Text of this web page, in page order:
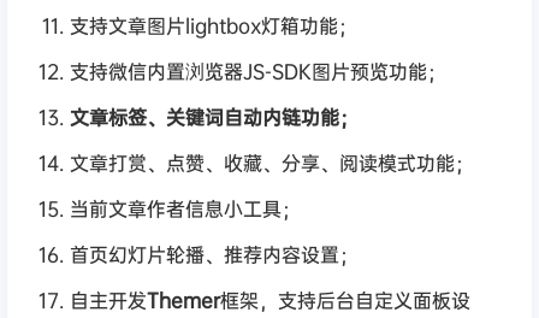
支持文章图片lightbox灯箱功能；
支持微信内置浏览器JS-SDK图片预览功能；
文章标签、关键词自动内链功能；
文章打赏、点赞、收藏、分享、阅读模式功能；
当前文章作者信息小工具；
首页幻灯片轮播、推荐内容设置；
自主开发Themer框架，支持后台自定义面板设